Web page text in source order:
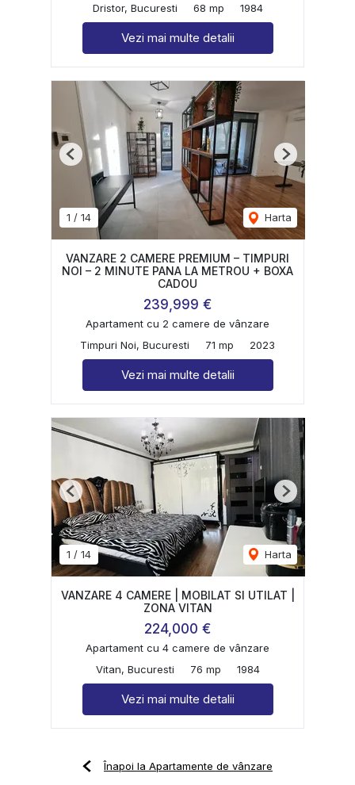
Dristor, Bucuresti
68 mp 1984
Vezi mai multe detalii
1 / 14 Harta
Previous Next
VANZARE 2 CAMERE PREMIUM – TIMPURI
NOI – 2 MINUTE PANA LA METROU + BOXA
CADOU
239,999 €
Apartament cu 2 camere de vânzare
Timpuri Noi, Bucuresti
71 mp 2023
Vezi mai multe detalii
1 / 14 Harta
Previous Next
VANZARE 4 CAMERE | MOBILAT SI UTILAT |
ZONA VITAN
224,000 €
Apartament cu 4 camere de vânzare
Vitan, Bucuresti
76 mp 1984
Vezi mai multe detalii
Înapoi la Apartamente de vânzare